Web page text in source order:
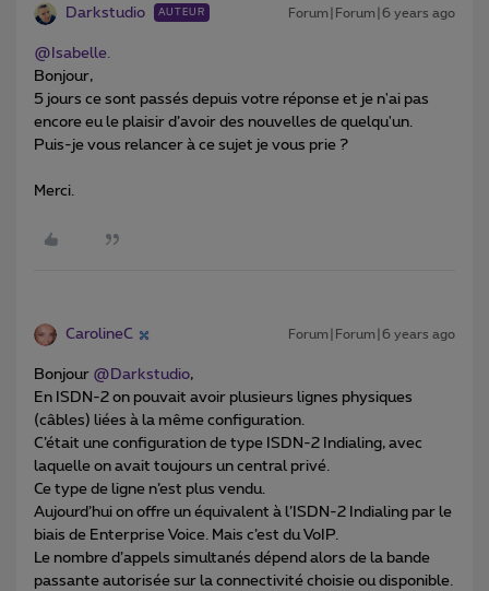
Darkstudio AUTEUR Forum|Forum|6 years ago
@Isabelle.
Bonjour,
5 jours ce sont passés depuis votre réponse et je n'ai pas
encore eu le plaisir d’avoir des nouvelles de quelqu'un.
Puis-je vous relancer à ce sujet je vous prie ?
Merci.
CarolineC Forum|Forum|6 years ago
Bonjour @Darkstudio,
En ISDN-2 on pouvait avoir plusieurs lignes physiques
(câbles) liées à la même configuration.
C’était une configuration de type ISDN-2 Indialing, avec
laquelle on avait toujours un central privé.
Ce type de ligne n’est plus vendu.
Aujourd’hui on offre un équivalent à l’ISDN-2 Indialing par le
biais de Enterprise Voice. Mais c’est du VoIP.
Le nombre d’appels simultanés dépend alors de la bande
passante autorisée sur la connectivité choisie ou disponible.